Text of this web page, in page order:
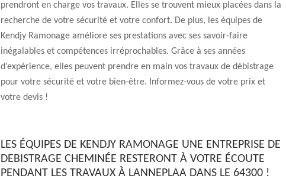
prendront en charge vos travaux. Elles se trouvent mieux placées dans la
recherche de votre sécurité et votre confort. De plus, les équipes de
Kendjy Ramonage améliore ses prestations avec ses savoir-faire
inégalables et compétences irréprochables. Grâce à ses années
d’expérience, elles peuvent prendre en main vos travaux de débistrage
pour votre sécurité et votre bien-être. Informez-vous de votre prix et
votre devis !
LES ÉQUIPES DE KENDJY RAMONAGE UNE ENTREPRISE DE
DEBISTRAGE CHEMINÉE RESTERONT À VOTRE ÉCOUTE
PENDANT LES TRAVAUX À LANNEPLAA DANS LE 64300 !